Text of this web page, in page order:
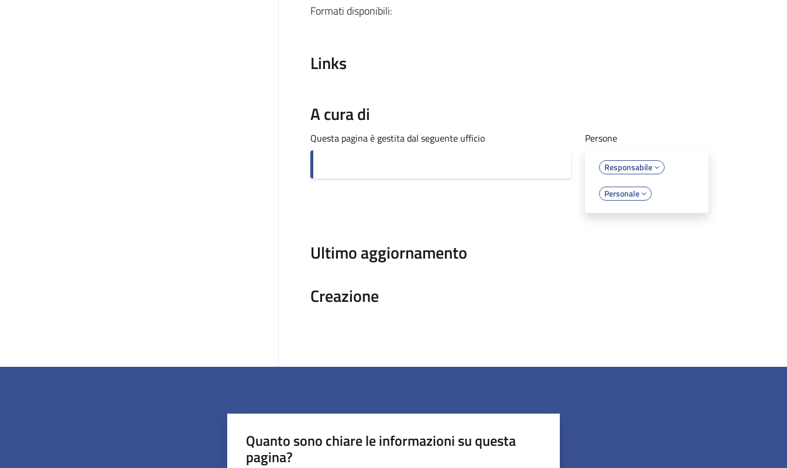
Formati disponibili:
Links
A cura di
Questa pagina è gestita dal seguente ufficio Persone
Responsabile
Personale
Ultimo aggiornamento
Creazione
Quanto sono chiare le informazioni su questa
pagina?